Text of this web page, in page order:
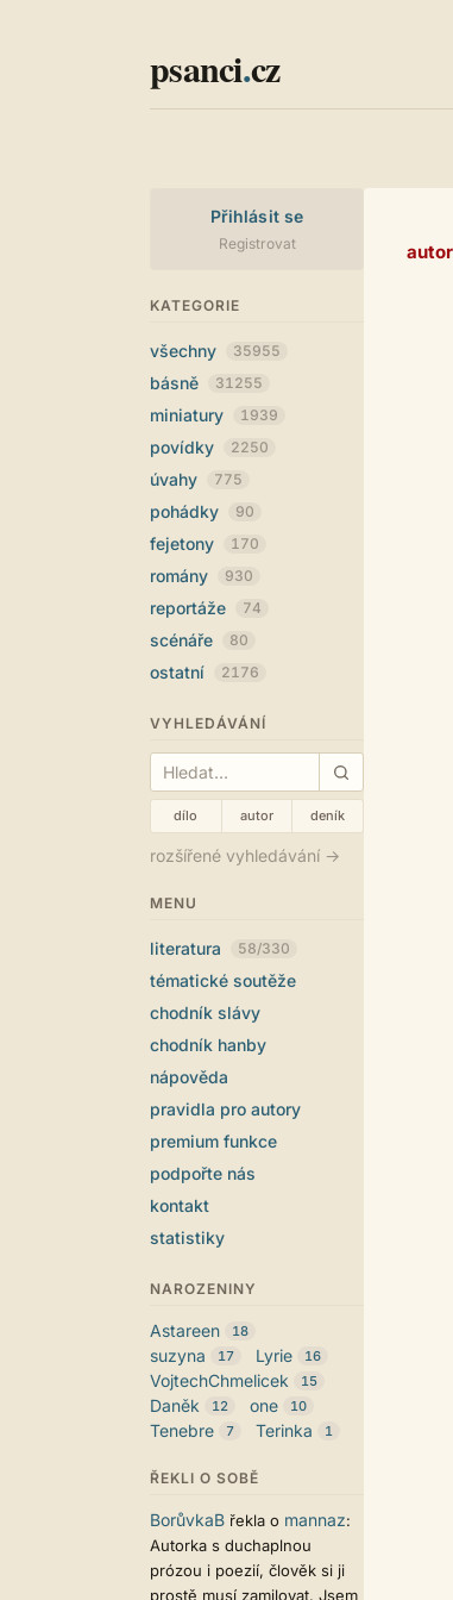
psanci.cz
Přihlásit se
Registrovat
KATEGORIE
všechny 35955
básně 31255
miniatury 1939
povídky 2250
úvahy 775
pohádky 90
fejetony 170
romány 930
reportáže 74
scénáře 80
ostatní 2176
VYHLEDÁVÁNÍ
dílo autor deník
rozšířené vyhledávání →
MENU
literatura 58/330
tématické soutěže
chodník slávy
chodník hanby
nápověda
pravidla pro autory
premium funkce
podpořte nás
kontakt
statistiky
NAROZENINY
Astareen 18
suzyna 17 Lyrie 16
VojtechChmelicek 15
Daněk 12 one 10
Tenebre 7 Terinka 1
ŘEKLI O SOBĚ
BorůvkaB řekla o mannaz:
Autorka s duchaplnou
prózou i poezií, člověk si ji
prostě musí zamilovat. Jsem